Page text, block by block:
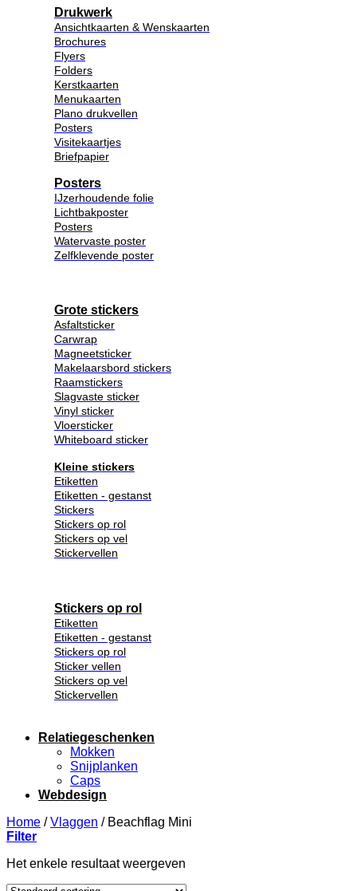
Drukwerk
Ansichtkaarten & Wenskaarten
Brochures
Flyers
Folders
Kerstkaarten
Menukaarten
Plano drukvellen
Posters
Visitekaartjes
Briefpapier
Posters
IJzerhoudende folie
Lichtbakposter
Posters
Watervaste poster
Zelfklevende poster
Grote stickers
Asfaltsticker
Carwrap
Magneetsticker
Makelaarsbord stickers
Raamstickers
Slagvaste sticker
Vinyl sticker
Vloersticker
Whiteboard sticker
Kleine stickers
Etiketten
Etiketten - gestanst
Stickers
Stickers op rol
Stickers op vel
Stickervellen
Stickers op rol
Etiketten
Etiketten - gestanst
Stickers op rol
Sticker vellen
Stickers op vel
Stickervellen
Relatiegeschenken
Mokken
Snijplanken
Caps
Webdesign
Home / Vlaggen /Beachflag Mini
Filter
Het enkele resultaat weergeven